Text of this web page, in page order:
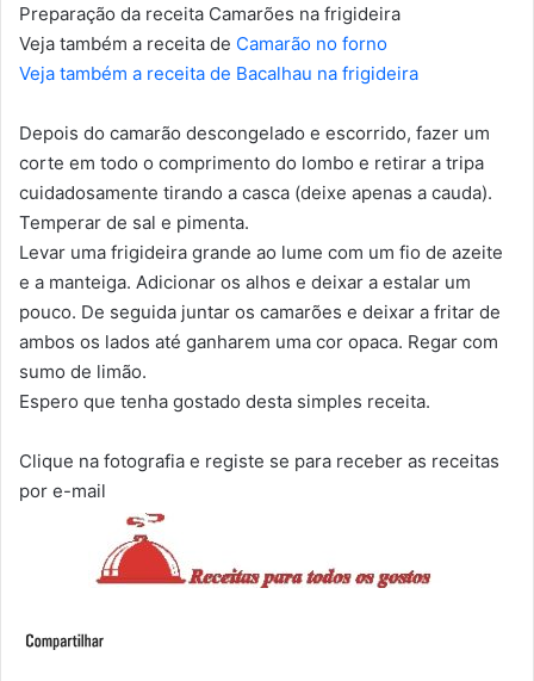
Preparação da receita Camarões na frigideira
Veja também a receita de Camarão no forno
Veja também a receita de Bacalhau na frigideira
Depois do camarão descongelado e escorrido, fazer um
corte em todo o comprimento do lombo e retirar a tripa
cuidadosamente tirando a casca (deixe apenas a cauda).
Temperar de sal e pimenta.
Levar uma frigideira grande ao lume com um fio de azeite
e a manteiga. Adicionar os alhos e deixar a estalar um
pouco. De seguida juntar os camarões e deixar a fritar de
ambos os lados até ganharem uma cor opaca. Regar com
sumo de limão.
Espero que tenha gostado desta simples receita.
Clique na fotografia e registe se para receber as receitas
por e-mail